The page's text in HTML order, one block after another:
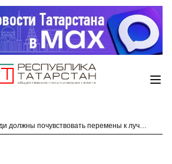
Минтимер Шаймиев: Люди должны почувствовать перемены к лучшему